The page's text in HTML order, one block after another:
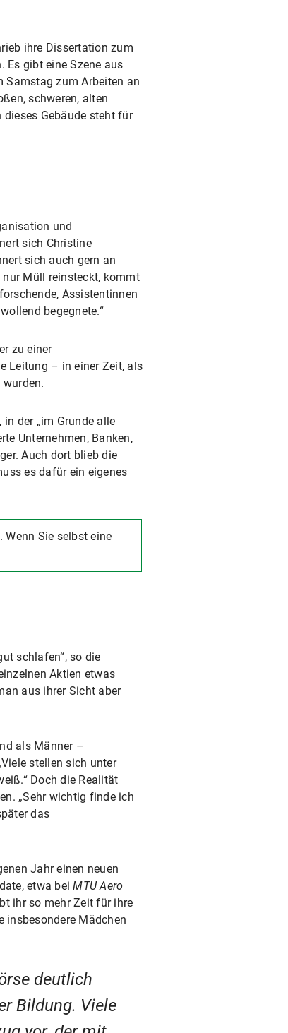
ihre Dissertation zum
Es gibt eine Szene aus
Samstag zum Arbeiten an
schweren, alten
Gebäude steht für
und
sich Christine
sich auch gern an
nur Müll reinsteckt, kommt
Assistentinnen
begegnete.“
zu einer
Leitung – in einer Zeit, als
der „im Grunde alle
Unternehmen, Banken,
Auch dort blieb die
es dafür ein eigenes
Sie selbst eine
schlafen“, so die
Aktien etwas
aus ihrer Sicht aber
als Männer –
stellen sich unter
Doch die Realität
„Sehr wichtig finde ich
das
Jahr einen neuen
etwa beiMTU Aero
ihr so mehr Zeit für ihre
insbesondere Mädchen
deutlich
Bildung. Viele